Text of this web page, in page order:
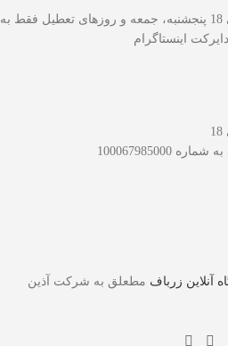
پنجشنبه، جمعه و روزهای تعطیل فقط به
اینستاگرام
آنلاین زرباف مطعلق به شرکت آذین